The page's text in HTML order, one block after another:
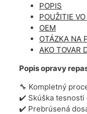
POPIS
POUŽITIE
OEM
OTÁZKA NA
AKO TOVAR
Popis opravy
🔧 Kompletný
✔️ Skúška tesnosti
✔️ Prebrúsená